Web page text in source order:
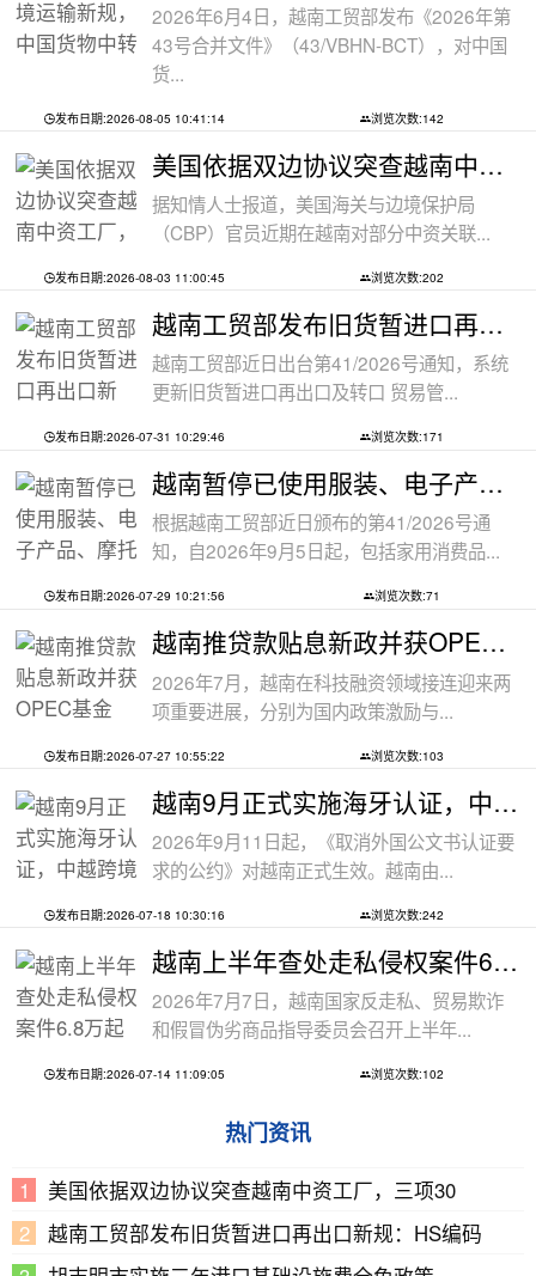
2026年6月4日，越南工贸部发布《2026年第
43号合并文件》（43/VBHN-BCT），对中国
货...
发布日期:2026-08-05 10:41:14 浏览次数:142
美国依据双边协议突查越南中资工厂，三
据知情人士报道，美国海关与边境保护局
（CBP）官员近期在越南对部分中资关联...
发布日期:2026-08-03 11:00:45 浏览次数:202
越南工贸部发布旧货暂进口再出口新规：
越南工贸部近日出台第41/2026号通知，系统
更新旧货暂进口再出口及转口 贸易管...
发布日期:2026-07-31 10:29:46 浏览次数:171
越南暂停已使用服装、电子产品、摩托车
根据越南工贸部近日颁布的第41/2026号通
知，自2026年9月5日起，包括家用消费品...
发布日期:2026-07-29 10:21:56 浏览次数:71
越南推贷款贴息新政并获OPEC基金5000万美
2026年7月，越南在科技融资领域接连迎来两
项重要进展，分别为国内政策激励与...
发布日期:2026-07-27 10:55:22 浏览次数:103
越南9月正式实施海牙认证，中越跨境文件
2026年9月11日起，《取消外国公文书认证要
求的公约》对越南正式生效。越南由...
发布日期:2026-07-18 10:30:16 浏览次数:242
越南上半年查处走私侵权案件6.8万起
2026年7月7日，越南国家反走私、贸易欺诈
和假冒伪劣商品指导委员会召开上半年...
发布日期:2026-07-14 11:09:05 浏览次数:102
热门资讯
美国依据双边协议突查越南中资工厂，三项30
越南工贸部发布旧货暂进口再出口新规：HS编码